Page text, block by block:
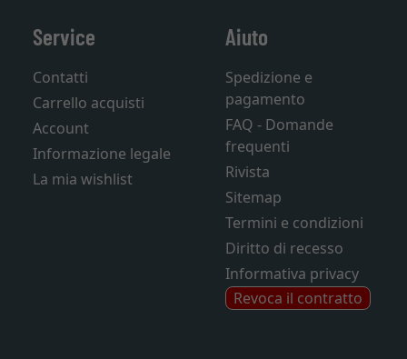
Service
Contatti
Carrello acquisti
Account
Informazione legale
La mia wishlist
Aiuto
Spedizione e
pagamento
FAQ - Domande
frequenti
Rivista
Sitemap
Termini e condizioni
Diritto di recesso
Informativa privacy
Revoca il contratto